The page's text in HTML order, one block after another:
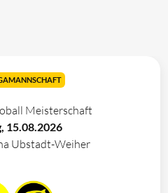
Meisterschaft
15.08.2026
Ubstadt-Weiher